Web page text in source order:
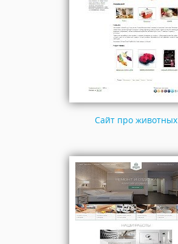
Сайт про животных